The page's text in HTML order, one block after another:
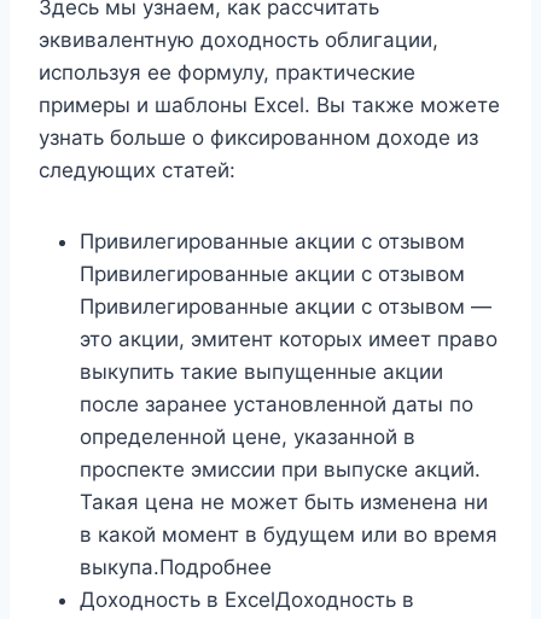
Здесь мы узнаем, как рассчитать
эквивалентную доходность облигации,
используя ее формулу, практические
примеры и шаблоны Excel. Вы также можете
узнать больше о фиксированном доходе из
следующих статей:
Привилегированные акции с отзывом
Привилегированные акции с отзывом
Привилегированные акции с отзывом —
это акции, эмитент которых имеет право
выкупить такие выпущенные акции
после заранее установленной даты по
определенной цене, указанной в
проспекте эмиссии при выпуске акций.
Такая цена не может быть изменена ни
в какой момент в будущем или во время
выкупа.Подробнее
Доходность в ExcelДоходность в